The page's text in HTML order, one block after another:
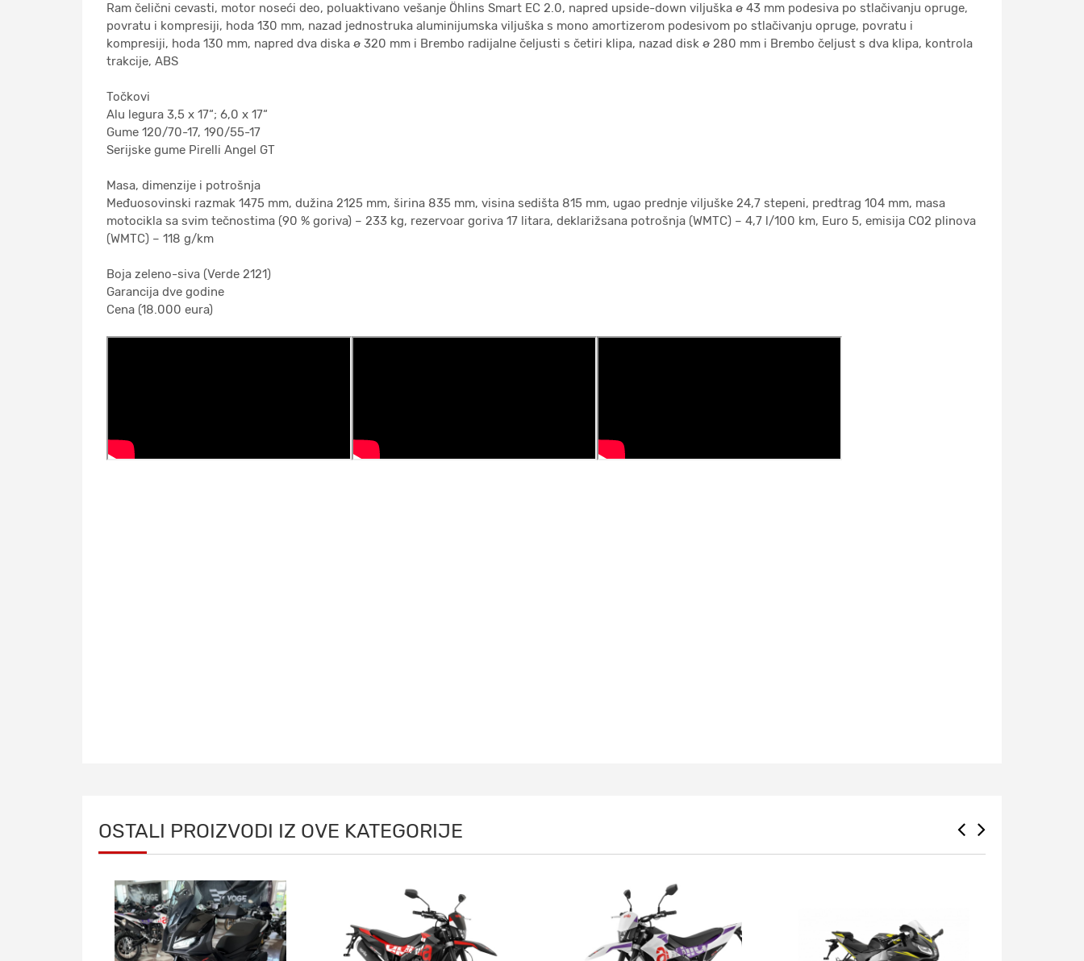
Ram čelični cevasti, motor noseći deo, poluaktivano vešanje Öhlins Smart EC 2.0, napred upside-down viljuška ø 43 mm podesiva po stlačivanju opruge,
povratu i kompresiji, hoda 130 mm, nazad jednostruka aluminijumska viljuška s mono amortizerom podesivom po stlačivanju opruge, povratu i
kompresiji, hoda 130 mm, napred dva diska ø 320 mm i Brembo radijalne čeljusti s četiri klipa, nazad disk ø 280 mm i Brembo čeljust s dva klipa, kontrola
trakcije, ABS
Točkovi
Alu legura 3,5 x 17“; 6,0 x 17“
Gume 120/70-17, 190/55-17
Serijske gume Pirelli Angel GT
Masa, dimenzije i potrošnja
Međuosovinski razmak 1475 mm, dužina 2125 mm, širina 835 mm, visina sedišta 815 mm, ugao prednje viljuške 24,7 stepeni, predtrag 104 mm, masa
motocikla sa svim tečnostima (90 % goriva) – 233 kg, rezervoar goriva 17 litara, deklarižsana potrošnja (WMTC) – 4,7 l/100 km, Euro 5, emisija CO2 plinova
(WMTC) – 118 g/km
Boja zeleno-siva (Verde 2121)
Garancija dve godine
Cena (18.000 eura)
OSTALI PROIZVODI IZ OVE KATEGORIJE